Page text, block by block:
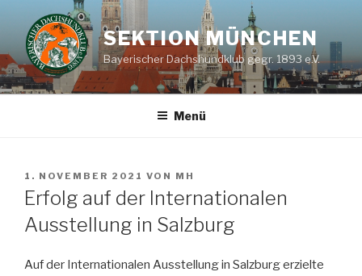
Inhalt
springen
SEKTION MÜNCHEN
Bayerischer Dachshundklub gegr. 1893 e.V.
Menü
VERÖFFENTLICHT
AM
1. NOVEMBER 2021 VON MH
Erfolg auf der Internationalen
Ausstellung in Salzburg
Auf der Internationalen Ausstellung in Salzburg erzielte